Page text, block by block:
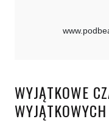
WYJĄTKOWE